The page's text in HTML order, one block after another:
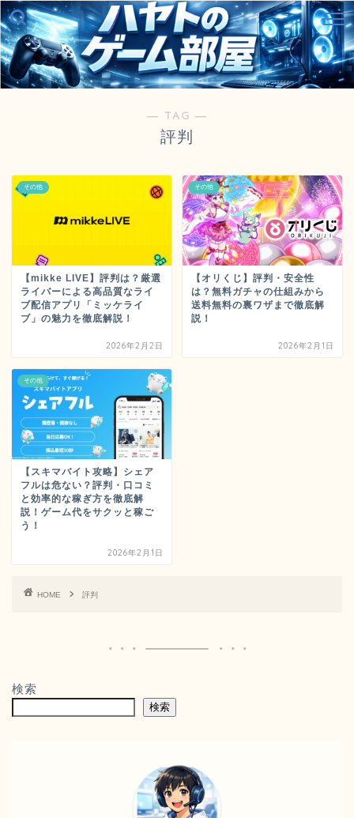
― TAG ―
評判
その他
【mikke LIVE】評判は？厳選
ライバーによる高品質なライ
ブ配信アプリ「ミッケライ
ブ」の魅力を徹底解説！
2026年2月2日
その他
【オリくじ】評判・安全性
は？無料ガチャの仕組みから
送料無料の裏ワザまで徹底解
説！
2026年2月1日
その他
【スキマバイト攻略】シェア
フルは危ない？評判・口コミ
と効率的な稼ぎ方を徹底解
説！ゲーム代をサクッと稼ご
う！
2026年2月1日
HOME 評判
検索
検索